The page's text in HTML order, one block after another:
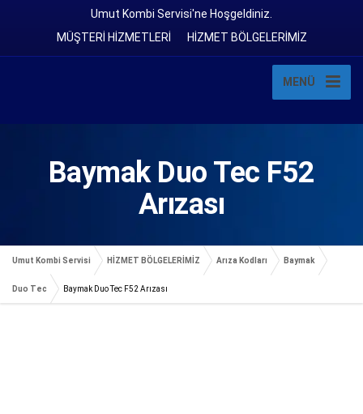
Umut Kombi Servisi'ne Hoşgeldiniz.
MÜŞTERİ HİZMETLERİ
HİZMET BÖLGELERİMİZ
MENÜ
Baymak Duo Tec F52
Arızası
Umut Kombi Servisi HİZMET BÖLGELERİMİZ Arıza Kodları Baymak
Duo Tec Baymak Duo Tec F52 Arızası